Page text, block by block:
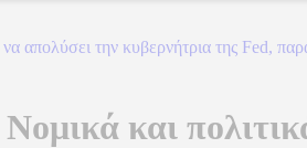
να απολύσει την κυβερνήτρια της Fed,
και